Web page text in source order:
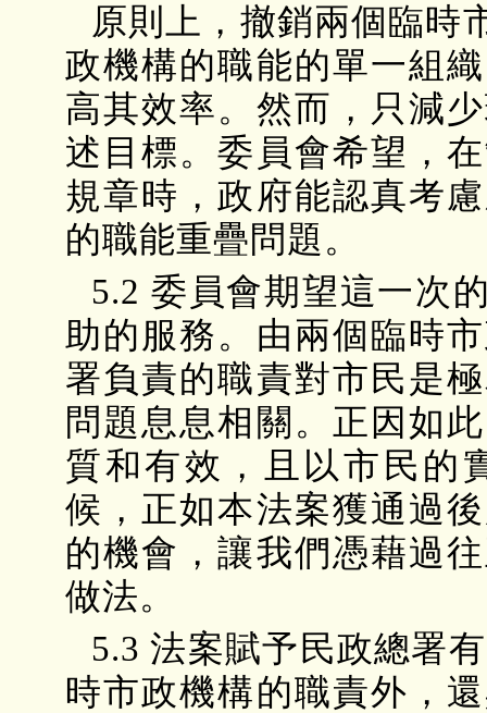
原則上，撤銷兩個臨時
政機構的職能的單一組
高其效率。然而，只減
述目標。委員會希望，
規章時，政府能認真考
的職能重疊問題。
5.2 委員會期望這一次
助的服務。由兩個臨時
署負責的職責對市民是
問題息息相關。正因如
質和有效，且以市民的
候，正如本法案獲通過
的機會，讓我們憑藉過
做法。
5.3 法案賦予民政總署
時市政機構的職責外，